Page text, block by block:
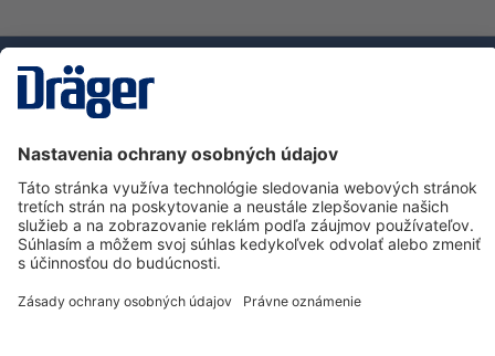
Zákaznícka infolinka
O spoločnosti Dräger
Informácie